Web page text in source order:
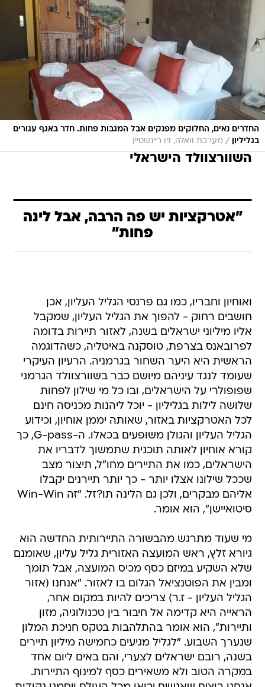
החדרים נאים, החלוקים מפנקים אבל המגבות פחות. חדר באגף עגורים
בגליליון
/ מערכת וואלה, זיו ריינשטיין
השוורצוולד הישראלי
"אטרקציות יש פה הרבה, אבל לינה
פחות"
ואוחיון וחבריו, כמו גם פרנסי הגליל העליון, אכן
חושבים רחוק - להפוך את הגליל העליון, שמקבל
אליו מיליוני ישראלים בשנה, לאזור תיירות בדומה
לפרובאנס בצרפת, טוסקנה באיטליה, כשהדוגמה
הראשית היא היער השחור בגרמניה. הרעיון העיקרי
שעומד לנגד עיניהם מיושם כבר בשוורצוולד הגרמני
שפופולרי על הישראלים, ובו כל מי שילון לפחות
שלושה לילות בגליליון - יוכל ליהנות מכניסה חינם
לכל האטרקציות באזור, שאותה יממן אוחיון, וכידוע
הגליל העליון והגולן משופעים בכאלו. ה-G-pass, כך
קורא אוחיון לאותה תוכנית שתמשוך לדבריו את
הישראלים, כמו את התיירים מחו"ל, תיצור מצב
שככל שילונו אצלו יותר - כך יותר תיירנים יקבלו
אליהם מבקרים, ולכן גם הלינה תו?זל. "זה Win-Win
סיטואיישן", הוא אומר.
מי שעוד מתרגש מהבשורה התיירותית החדשה הוא
גיורא זלץ, ראש המועצה האזורית גליל עליון, שאומנם
שלא השקיע במיזם כסף מכיס המועצה, אבל תומך
ומבין את הפוטנציאל הגלום בו לאזור. "אנחנו (אזור
הגליל העליון - ז.ר) צריכים להיות במקום אחר,
הראייה היא קדימה אל חיבור בין טכנולוגיה, מזון
ותיירות", הוא אומר בהתלהבות בטקס חניכת המלון
שנערך השבוע. "לגליל מגיעים כחמישה מיליון תיירים
בשנה, רובם ישראלים לצערי, והם באים ליום אחד
במקרה הטוב ולא משאירים כסף למינוף התיירות.